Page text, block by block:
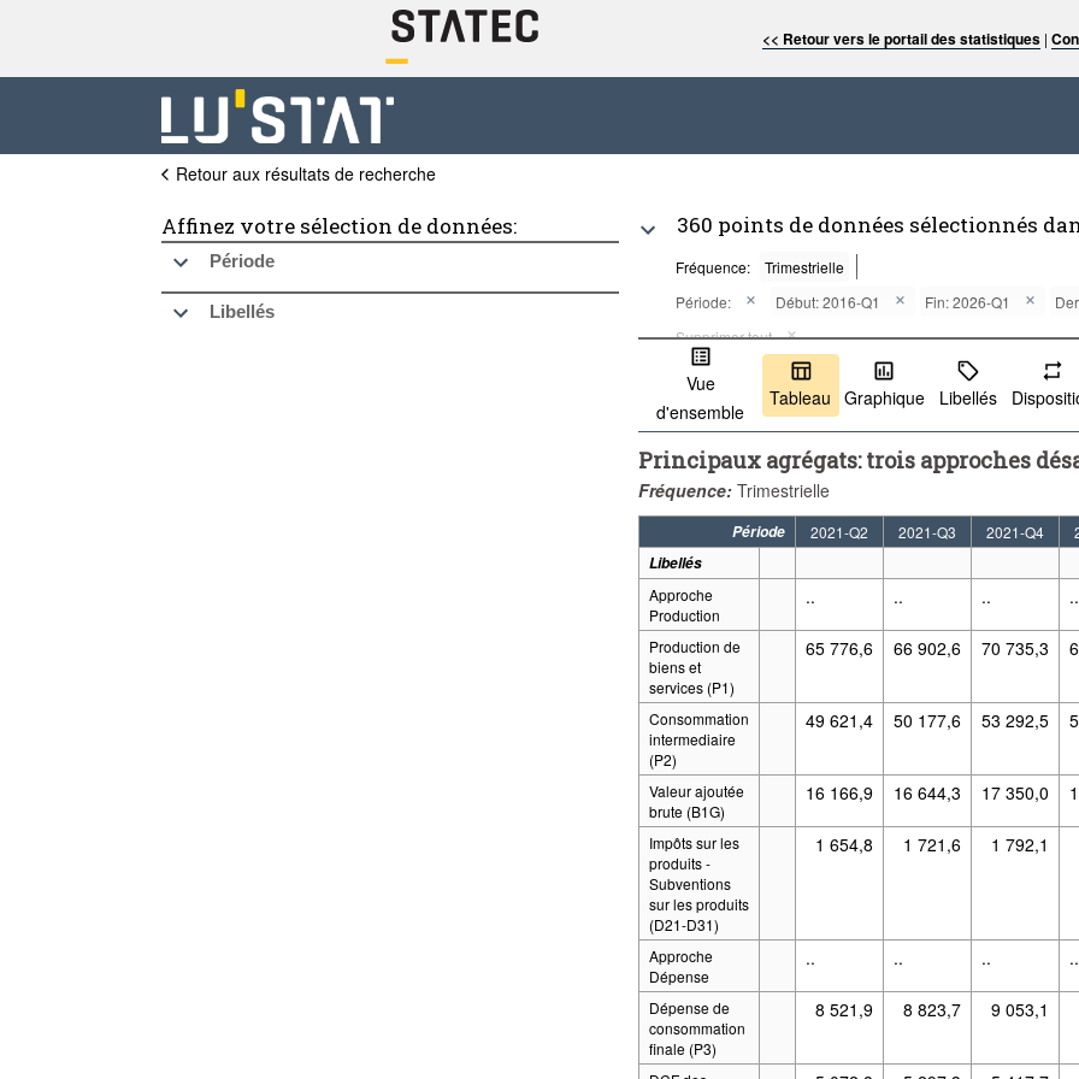
<< Retour vers le portail des statistiques |
Retour aux résultats de recherche
Affinez votre sélection de données:
Période
Libellés
360 points de données sélectionnés
Fréquence:
Trimestrielle
Période:
Début: 2016-Q1 Fin: 2026-Q1
Supprimer tout
Vue
d'ensemble
Tableau Graphique Libellés
Principaux agrégats: trois approches
Fréquence: Trimestrielle
Période 2021-Q2 2021-Q3 2021-Q4
Libellés
Approche
Production
.. .. .. ..
Production de
biens et
services (P1)
65 776,6 66 902,6 70 735,3
Consommation
intermediaire
(P2)
49 621,4 50 177,6 53 292,5
Valeur ajoutée
brute (B1G)
16 166,9 16 644,3 17 350,0
Impôts sur les
produits -
Subventions
sur les produits
(D21-D31)
1 654,8 1 721,6 1 792,1
Approche
Dépense
.. .. .. ..
Dépense de
consommation
finale (P3)
8 521,9 8 823,7 9 053,1